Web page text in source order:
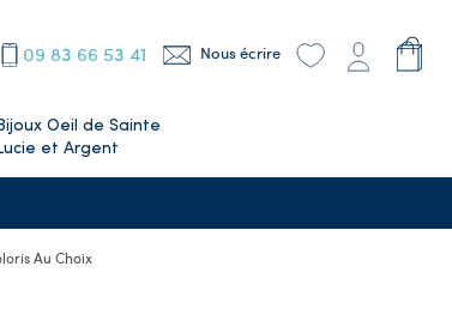
09 83 66 53 41 Nous écrire
Oeil de Sainte
et Argent
Au Choix